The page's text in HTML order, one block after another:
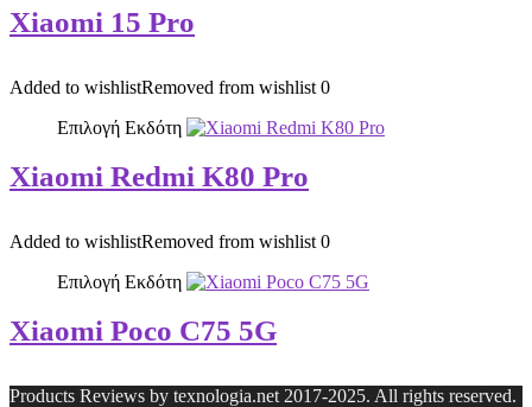
Xiaomi 15 Pro
Added to wishlistRemoved from wishlist 0
Επιλογή Εκδότη
Xiaomi Redmi K80 Pro
Added to wishlistRemoved from wishlist 0
Επιλογή Εκδότη
Xiaomi Poco C75 5G
Products Reviews by texnologia.net 2017-2025. All rights reserved.